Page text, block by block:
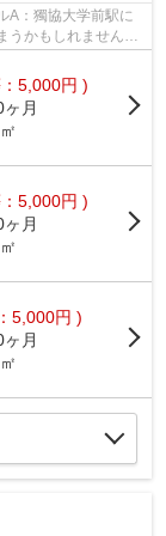
A：獨協大学前駅に
かもしれません。
5,000円 )
ヶ月
5,000円 )
ヶ月
5,000円 )
ヶ月